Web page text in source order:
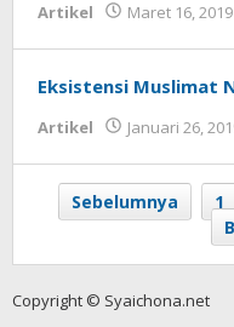
Artikel Maret 16, 2019
Eksistensi Muslimat
Artikel Januari 26,
Sebelumnya 1
Copyright © Syaichona.net